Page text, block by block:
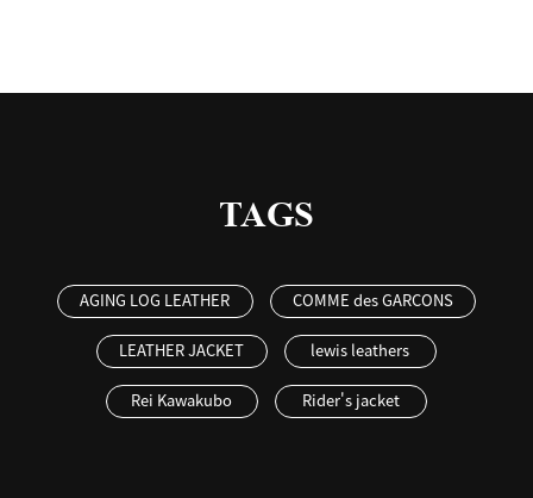
TAGS
AGING LOG LEATHER COMME des GARCONS
LEATHER JACKET lewis leathers
Rei Kawakubo Rider's jacket